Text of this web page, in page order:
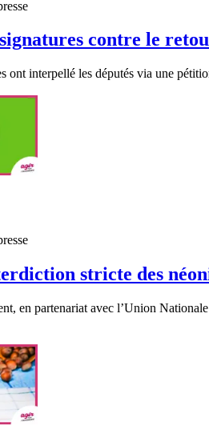
contre le
ont interpellé les députés via une
stricte des
en partenariat avec l’Union